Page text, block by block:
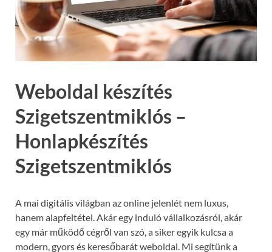
Weboldal készítés
Szigetszentmiklós –
Honlapkészítés
Szigetszentmiklós
A mai digitális világban az online jelenlét nem luxus,
hanem alapfeltétel. Akár egy induló vállalkozásról, akár
egy már működő cégről van szó, a siker egyik kulcsa a
modern, gyors és keresőbarát weboldal. Mi segítünk a